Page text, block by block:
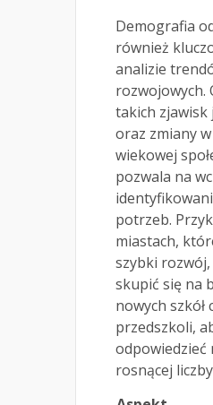
Demografia
również
analizie
rozwojowych.
takich zjawisk
oraz zmiany
wiekowej
pozwala na
potrzeb.
miastach,
szybki rozwój,
skupić się na
nowych szkół
przedszkoli,
odpowiedzieć
rosnącej